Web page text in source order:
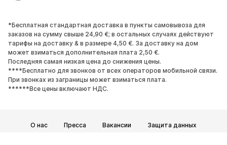
ОБУВЬ
НОВИНКИ
Модные тенденции
Кроссовки и кеды
Ботинки
Лодочки и туфли на высоких
каблуках
Сапоги
*Бесплатная стандартная доставка в пункты самовывоза для
заказов на сумму свыше 24,90 €; в остальных случаях действуют
тарифы на доставку & в размере 4,50 €. За доставку на дом
может взиматься дополнительная плата 2,50 €.
Последняя самая низкая цена до снижения цены.
****Бесплатно для звонков от всех операторов мобильной связи.
При звонках из заграницы может взиматься плата.
******Все цены включают НДС.
О нас Пресса Вакансии
Защита данных